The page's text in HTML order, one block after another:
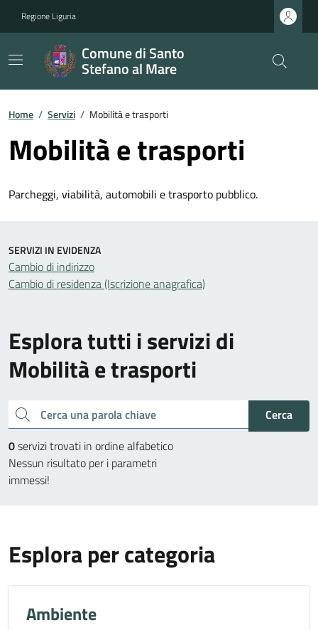
Regione Liguria
Comune di Santo
Stefano al Mare
Home / Servizi / Mobilità e trasporti
Mobilità e trasporti
Parcheggi, viabilità, automobili e trasporto pubblico.
Esplora tutti i servizi di
Mobilità e trasporti
Cerca una parola chiave
Cerca
0servizi trovati in ordine alfabetico
Nessun risultato per i parametri
immessi!
SERVIZI IN EVIDENZA
Cambio di indirizzo
Cambio di residenza (Iscrizione anagrafica)
Esplora per categoria
Ambiente